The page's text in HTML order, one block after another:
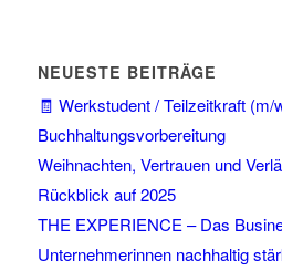
NEUESTE BEITRÄGE
🧾 Werkstudent / Teilzeitkraft (m/
Buchhaltungsvorbereitung
Weihnachten, Vertrauen und
Rückblick auf 2025
THE EXPERIENCE – Das
Unternehmerinnen nachhaltig